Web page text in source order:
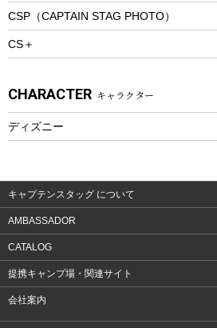
プレイグッズ
ウェルネス
ウェア、タオル
ウェア
CSP（CAPTAIN STAG PHOTO）
CS＋
CHARACTER キャラクター
ディズニー
キャプテンスタッグ について
AMBASSADOR
CATALOG
提携キャンプ場・関連サイト
会社案内